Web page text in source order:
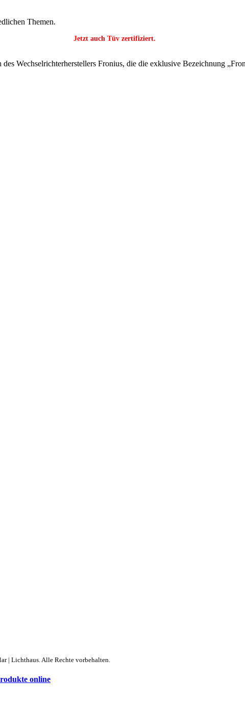
Themen.
Jetzt auch Tüv zertifiziert.
Wechselrichterherstellers Fronius, die die exklusive Bezeichnung
| Lichthaus. Alle Rechte vorbehalten.
online